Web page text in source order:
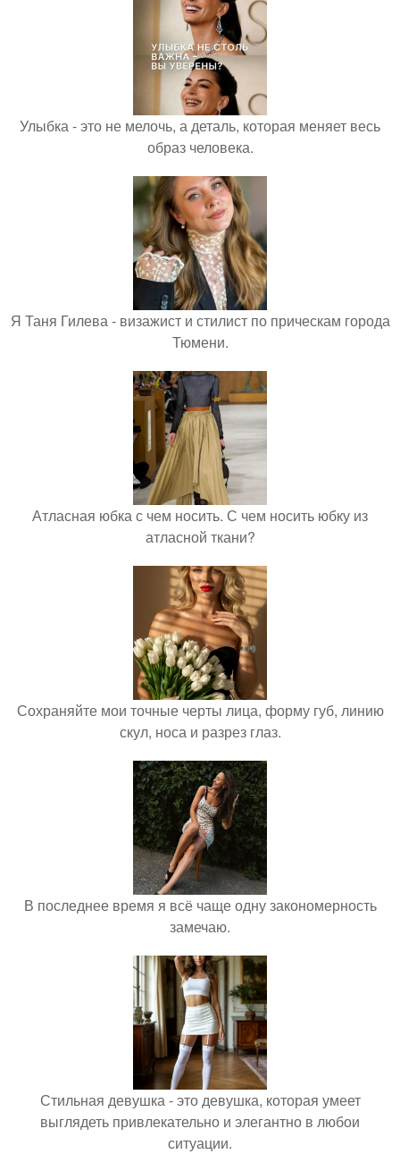
Улыбка - это не мелочь, а деталь, которая меняет весь
образ человека.
Я Таня Гилева - визажист и стилист по прическам города
Тюмени.
Атласная юбка с чем носить. С чем носить юбку из
атласной ткани?
Сохраняйте мои точные черты лица, форму губ, линию
скул, носа и разрез глаз.
В последнее время я всё чаще одну закономерность
замечаю.
Стильная девушка - это девушка, которая умеет
выглядеть привлекательно и элегантно в любои
ситуации.